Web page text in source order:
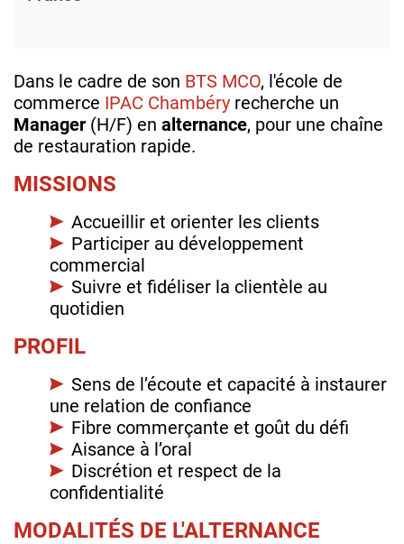
Dans le cadre de son BTS MCO, l'école de
commerce IPAC Chambéry recherche un
Manager (H/F) en alternance, pour une chaîne
de restauration rapide.
MISSIONS
Accueillir et orienter les clients
Participer au développement
commercial
Suivre et fidéliser la clientèle au
quotidien
PROFIL
Sens de l’écoute et capacité à instaurer
une relation de confiance
Fibre commerçante et goût du défi
Aisance à l’oral
Discrétion et respect de la
confidentialité
MODALITÉS DE L'ALTERNANCE